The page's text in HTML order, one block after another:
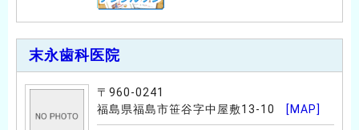
末永歯科医院
〒960-0241
福島県福島市笹谷字中屋敷13-10
[MAP]